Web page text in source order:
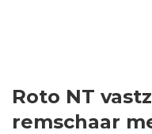
Vacatures
Roto NT
remschaar